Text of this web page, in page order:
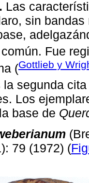
Las
sin
Fue
(Gottlieb y
la segunda
Los
base de
79 (1972) (